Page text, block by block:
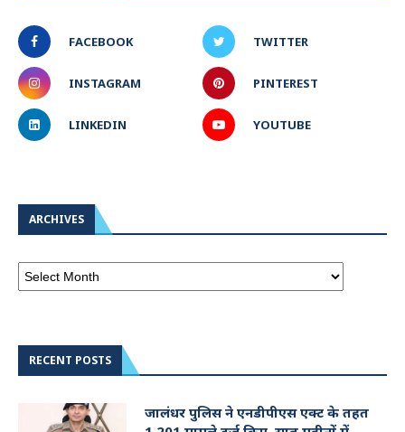
FACEBOOK TWITTER
INSTAGRAM PINTEREST
LINKEDIN YOUTUBE
ARCHIVES
RECENT POSTS
जालंधर पुलिस ने एनडीपीएस एक्ट के तहत